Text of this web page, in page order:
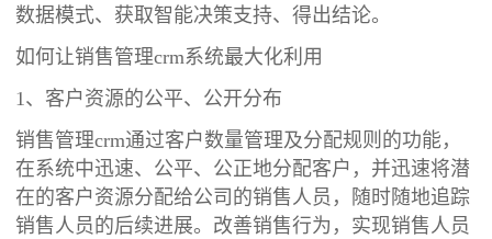
数据模式、获取智能决策支持、得出结论。
如何让销售管理crm系统最大化利用
1、客户资源的公平、公开分布
销售管理crm通过客户数量管理及分配规则的功能，
在系统中迅速、公平、公正地分配客户，并迅速将潜
在的客户资源分配给公司的销售人员，随时随地追踪
销售人员的后续进展。改善销售行为，实现销售人员